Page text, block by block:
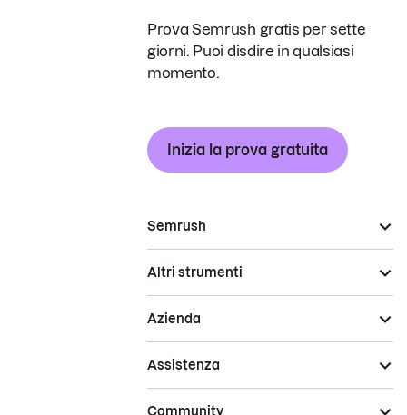
Prova Semrush gratis per sette
giorni. Puoi disdire in qualsiasi
momento.
Inizia la prova gratuita
Semrush
Altri strumenti
Azienda
Assistenza
Community